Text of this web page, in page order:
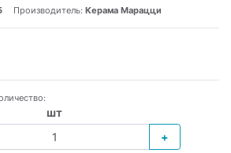
Производитель: Керама Марацци
шт
+